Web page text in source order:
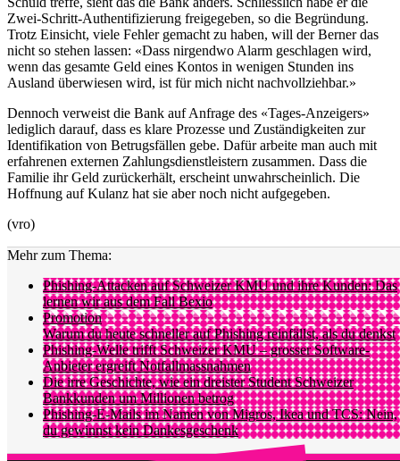
Zwei-Schritt-Authentifizierung freigegeben, so die Begründung.
Trotz Einsicht, viele Fehler gemacht zu haben, will der Berner das
nicht so stehen lassen: «Dass nirgendwo Alarm geschlagen wird,
wenn das gesamte Geld eines Kontos in wenigen Stunden ins
Ausland überwiesen wird, ist für mich nicht nachvollziehbar.»
Dennoch verweist die Bank auf Anfrage des «Tages-Anzeigers»
lediglich darauf, dass es klare Prozesse und Zuständigkeiten zur
Identifikation von Betrugsfällen gebe. Dafür arbeite man auch mit
erfahrenen externen Zahlungsdienstleistern zusammen. Dass die
Familie ihr Geld zurückerhält, erscheint unwahrscheinlich. Die
Hoffnung auf Kulanz hat sie aber noch nicht aufgegeben.
(vro)
Mehr zum Thema:
Phishing-Attacken auf Schweizer KMU und ihre Kunden: Das
lernen wir aus dem Fall Bexio
Promotion
Warum du heute schneller auf Phishing reinfällst, als du denkst
Phishing-Welle trifft Schweizer KMU – grosser Software-
Anbieter ergreift Notfallmassnahmen
Die irre Geschichte, wie ein dreister Student Schweizer
Bankkunden um Millionen betrog
Phishing-E-Mails im Namen von Migros, Ikea und TCS: Nein,
du gewinnst kein Dankesgeschenk